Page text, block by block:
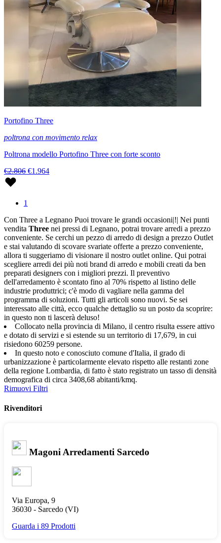
Portofino Three
poltrona con movimento relax
Poltrona modello Portofino Three con forte sconto
€2.806 €1.964
1
Con Three a Legnano Puoi trovare le grandi occasioni|!| Nei punti
vendita Three nei pressi di Legnano, potrai trovare arredi a prezzo
conveniente. Se cerchi un pezzo di arredo di design a prezzo Outlet
e stai valutando di scovare svariate offerte a prezzo conveniente,
allora ti suggeriamo di visionare il nostro outlet online. Qui potrai
scegliere arredi dei più noti brand di arredo e mobili creati da ben
preparati designers con i migliori prezzi. Il preventivo
dell'arredamento è scontato fino al 70% rispetto al listino delle
industrie produttrici; c'è modo di vagliare nella gamma del
programma di soluzioni. Tutti gli articoli sono nuovi. Se sei
interessato alle città, ecco qualche dettaglio su un posto da scoprire:
in questo non ti lascerà deluso!
Collocato nella provincia di Milano, il centro risulta essere attivo
e dotato di servizi e si estende su un territorio di 17,679, in cui
risiedono 60259 persone.
In questo noto e conosciuto comune d'Italia, il grado di
urbanizzazione è particolarmente elevato rispetto alle restanti zone
della regione Lombardia, di fatto è stato registrato un tasso di densità
demografica di circa 3408,68 abitanti/kmq.
Rimuovi Filtri
Rivenditori
Magoni Arredamenti Sarcedo
Via Europa, 9
36030 - Sarcedo (VI)
Guarda i 89 Prodotti